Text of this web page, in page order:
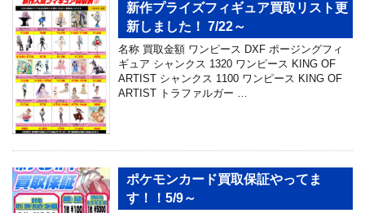
新作プライズフィギュア買取リスト更
新しました！ 7/22～
名称 買取金額 ワンピース DXF ポージングフィ
ギュア シャンクス 1320 ワンピース KING OF
ARTIST シャンクス 1100 ワンピース KING OF
ARTIST トラファルガー …
ポケモンカード買取保証やってま
す！！5/9～